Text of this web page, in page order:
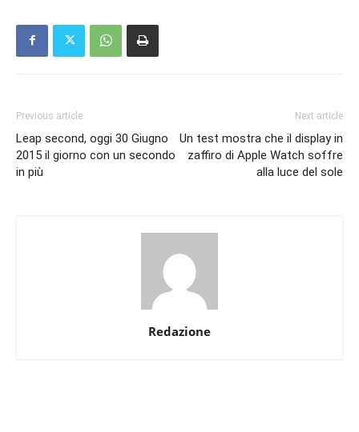
Previous article
Leap second, oggi 30 Giugno
2015 il giorno con un secondo
in più
Next article
Un test mostra che il display in
zaffiro di Apple Watch soffre
alla luce del sole
Redazione